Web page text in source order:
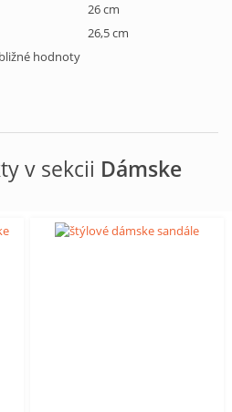
26 cm
26,5 cm
hodnoty
v sekcii Dámske